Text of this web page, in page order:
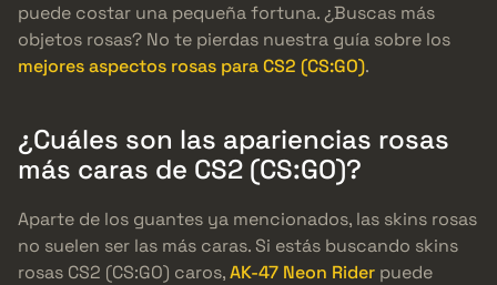
puede costar una pequeña fortuna. ¿Buscas más
objetos rosas? No te pierdas nuestra guía sobre los
mejores aspectos rosas para CS2 (CS:GO).
¿Cuáles son las apariencias rosas
más caras de CS2 (CS:GO)?
Aparte de los guantes ya mencionados, las skins rosas
no suelen ser las más caras. Si estás buscando skins
rosas CS2 (CS:GO) caros,AK-47 Neon Rider puede